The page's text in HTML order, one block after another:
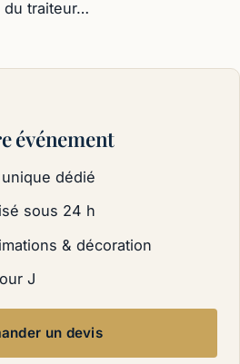
du traiteur…
événement
dédié
sous 24 h
& décoration
J
un devis